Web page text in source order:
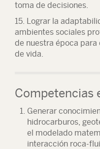
toma de decisiones.
15. Lograr la
ambientes sociales
de nuestra época
de vida.
Competencias
Generar
hidrocarburos,
el modelado
interacción roca-